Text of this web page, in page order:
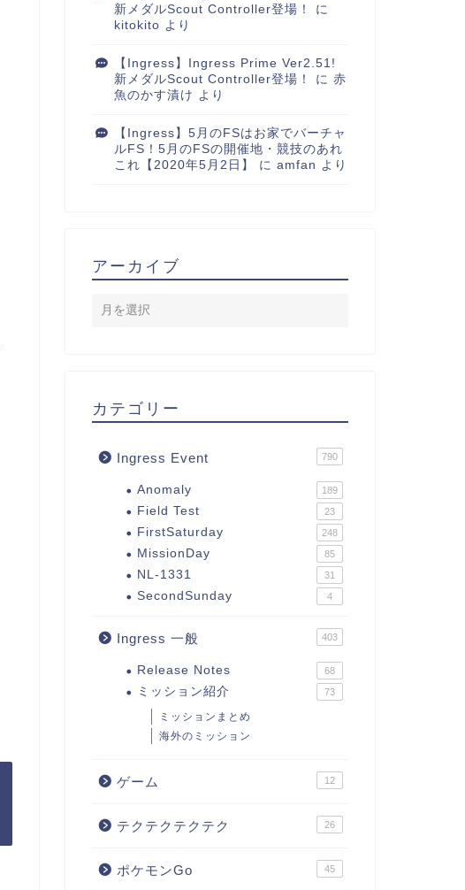
新メダルScout Controller登場！
に
kitokito より
【Ingress】Ingress Prime Ver2.51!
新メダルScout Controller登場！
に 赤
魚のかす漬け より
【Ingress】5月のFSはお家でバーチャ
ルFS！5月のFSの開催地・競技のあれ
これ【2020年5月2日】
に amfan より
アーカイブ
カテゴリー
Ingress Event 790
Anomaly 189
Field Test 23
FirstSaturday 248
MissionDay 85
NL-1331 31
SecondSunday 4
Ingress 一般 403
Release Notes 68
ミッション紹介 73
ミッションまとめ
海外のミッション
ゲーム 12
テクテクテクテク 26
ポケモンGo 45